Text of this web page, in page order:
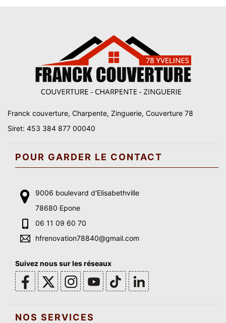
Franck couverture, Charpente, Zinguerie, Couverture 78
Siret: 453 384 877 00040
POUR GARDER LE CONTACT
9006 boulevard d'Elisabethville
78680 Epone
06 11 09 60 70
hfrenovation78840@gmail.com
Suivez nous sur les réseaux
NOS SERVICES